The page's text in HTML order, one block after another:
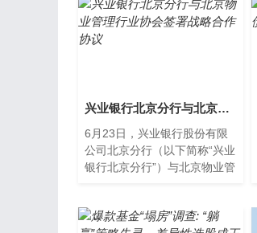
兴业银行北京分行与北京物业管理行业协会签署战略合作协议
6月23日，兴业银行股份有限
公司北京分行（以下简称“兴业
银行北京分行”）与北京物业管